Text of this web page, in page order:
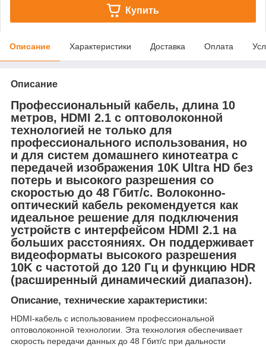
Купить
Описание Характеристики Доставка Оплата
Описание
Профессиональный кабель, длина 10
метров, HDMI 2.1 с оптоволоконной
технологией не только для
профессионального использования, но
и для систем домашнего кинотеатра с
передачей изображения 10K Ultra HD без
потерь и высокого разрешения со
скоростью до 48 Гбит/с. Волоконно-
оптический кабель рекомендуется как
идеальное решение для подключения
устройств с интерфейсом HDMI 2.1 на
больших расстояниях. Он поддерживает
видеоформаты высокого разрешения
10K с частотой до 120 Гц и функцию HDR
(расширенный динамический диапазон).
Описание, технические характеристики:
HDMI-кабель с использованием профессиональной
оптоволоконной технологии. Эта технология обеспечивает
скорость передачи данных до 48 Гбит/с при дальности